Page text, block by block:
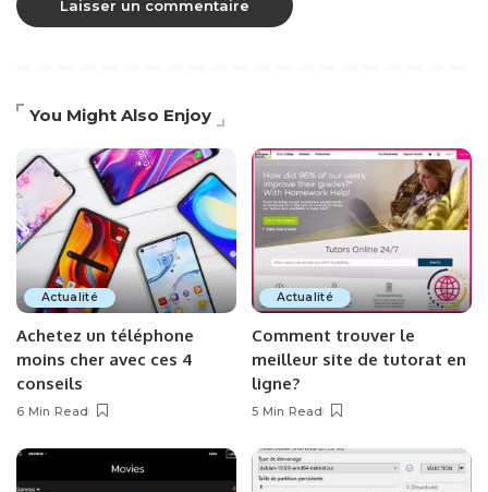
You Might Also Enjoy
Actualité
Achetez un téléphone
moins cher avec ces 4
conseils
6 Min Read
Actualité
Comment trouver le
meilleur site de tutorat en
ligne?
5 Min Read